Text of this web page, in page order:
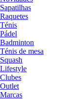
Sapatilhas
Raquetes
Ténis
Pádel
Badminton
Ténis de mesa
Squash
Lifestyle
Clubes
Outlet
Marcas